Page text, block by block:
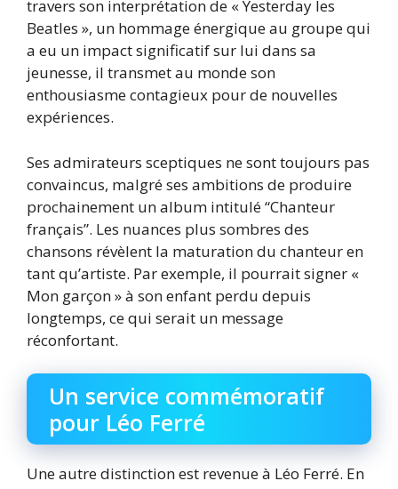
travers son interprétation de « Yesterday les
Beatles », un hommage énergique au groupe qui
a eu un impact significatif sur lui dans sa
jeunesse, il transmet au monde son
enthousiasme contagieux pour de nouvelles
expériences.
Ses admirateurs sceptiques ne sont toujours pas
convaincus, malgré ses ambitions de produire
prochainement un album intitulé “Chanteur
français”. Les nuances plus sombres des
chansons révèlent la maturation du chanteur en
tant qu’artiste. Par exemple, il pourrait signer «
Mon garçon » à son enfant perdu depuis
longtemps, ce qui serait un message
réconfortant.
Un service commémoratif
pour Léo Ferré
Une autre distinction est revenue à Léo Ferré. En